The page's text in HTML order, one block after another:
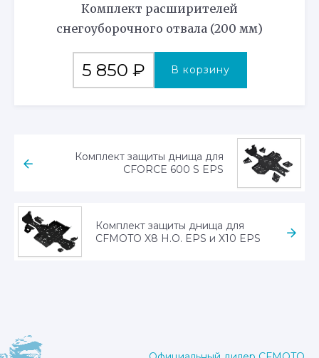
Комплект расширителей
снегоуборочного отвала (200 мм)
5 850 ₽ В корзину
Комплект защиты днища для
CFORCE 600 S EPS
Комплект защиты днища для
CFMOTO X8 H.O. EPS и X10 EPS